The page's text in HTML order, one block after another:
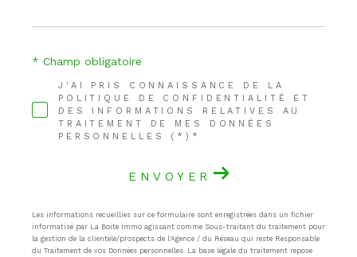
J'AI PRIS CONNAISSANCE DE LA
POLITIQUE DE CONFIDENTIALITÉ ET
DES INFORMATIONS RELATIVES AU
TRAITEMENT DE MES DONNÉES
PERSONNELLES (*)*
* Champ obligatoire
ENVOYER
Les informations recueillies sur ce formulaire sont enregistrées dans un fichier
informatisé par La Boite Immo agissant comme Sous-traitant du traitement pour
la gestion de la clientèle/prospects de l'Agence / du Réseau qui reste Responsable
du Traitement de vos Données personnelles. La base légale du traitement repose